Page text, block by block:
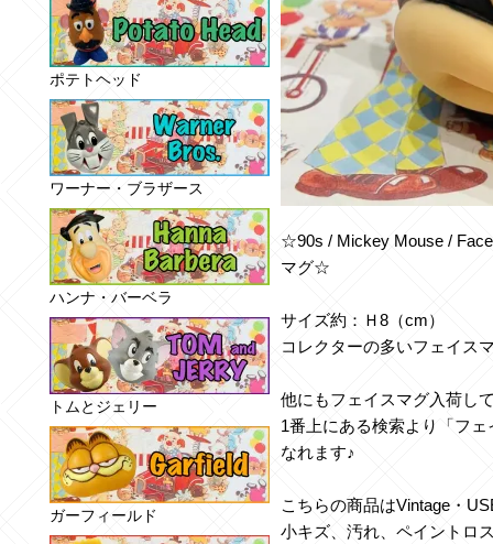
☆90s / Mickey Mouse /
マグ☆
サイズ約：Ｈ8（cm）
コレクターの多いフェイス
他にもフェイスマグ入荷し
1番上にある検索より「フ
なれます♪
こちらの商品はVintage・
小キズ、汚れ、ペイントロ
ポテトヘッド
ワーナー・ブラザース
ハンナ・バーベラ
トムとジェリー
ガーフィールド